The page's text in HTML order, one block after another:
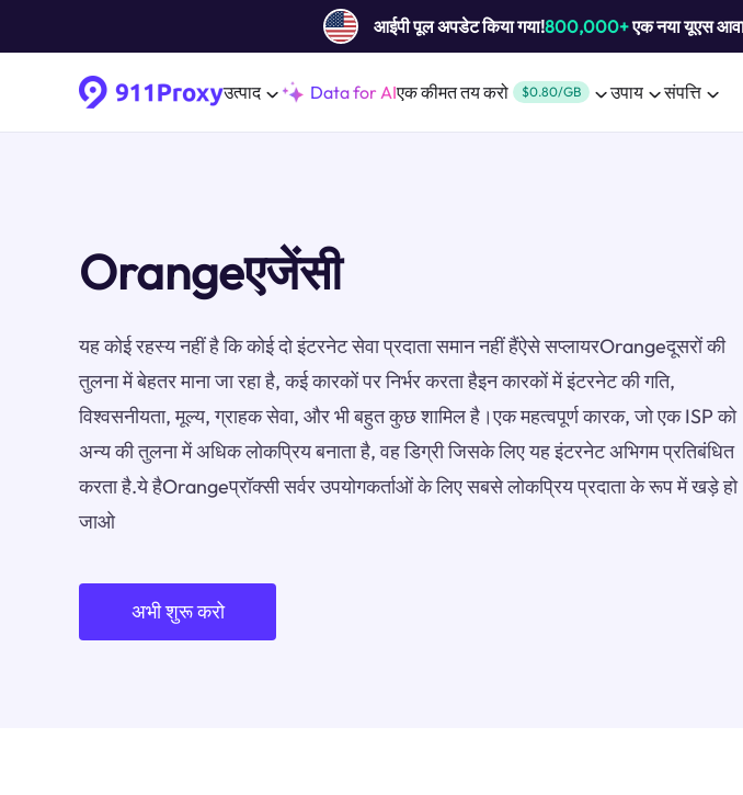
आईपी ​​पूल अपडेट किया गया!800,000+एक नया यूएस
उत्पाद Data for AIएक कीमत तय करो $0.80/GB उपाय संपत्ति
Orangeएजेंसी
यह कोई रहस्य नहीं है कि कोई दो इंटरनेट सेवा प्रदाता समान नहीं हैंऐसे सप्लायरOrangeदूसरों की
तुलना में बेहतर माना जा रहा है, कई कारकों पर निर्भर करता हैइन कारकों में इंटरनेट की गति,
विश्वसनीयता, मूल्य, ग्राहक सेवा, और भी बहुत कुछ शामिल है।एक महत्वपूर्ण कारक, जो एक ISP को
अन्य की तुलना में अधिक लोकप्रिय बनाता है, वह डिग्री जिसके लिए यह इंटरनेट अभिगम प्रतिबंधित
करता है.ये हैOrangeप्रॉक्सी सर्वर उपयोगकर्ताओं के लिए सबसे लोकप्रिय प्रदाता के रूप में खड़े हो
जाओ
अभी शुरू करो